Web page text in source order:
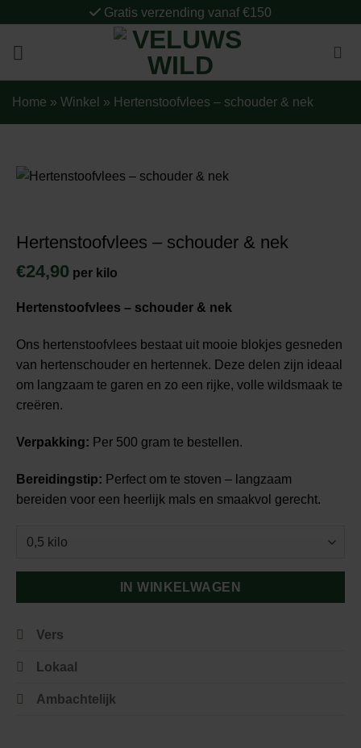
inhoud
Gratis verzending vanaf €150
Home » Winkel » Hertenstoofvlees – schouder & nek
Hertenstoofvlees – schouder & nek
€24,90 per kilo
Hertenstoofvlees – schouder & nek
Ons hertenstoofvlees bestaat uit mooie blokjes gesneden
van hertenschouder en hertennek. Deze delen zijn ideaal
om langzaam te garen en zo een rijke, volle wildsmaak te
creëren.
Verpakking: Per 500 gram te bestellen.
Bereidingstip: Perfect om te stoven – langzaam
bereiden voor een heerlijk mals en smaakvol gerecht.
IN WINKELWAGEN
Vers
Lokaal
Ambachtelijk